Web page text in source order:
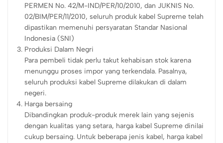
PERMEN No. 42/M-IND/PER/10/2010, dan JUKNIS No.
02/BIM/PER/11/2010, seluruh produk kabel Supreme telah
dipastikan memenuhi persyaratan Standar Nasional
Indonesia (SNI)
Produksi Dalam Negri
Para pembeli tidak perlu takut kehabisan stok karena
menunggu proses impor yang terkendala. Pasalnya,
seluruh produksi kabel Supreme dilakukan di dalam
negeri.
Harga bersaing
Dibandingkan produk-produk merek lain yang sejenis
dengan kualitas yang setara, harga kabel Supreme dinilai
cukup bersaing. Untuk beberapa jenis kabel, harga kabel